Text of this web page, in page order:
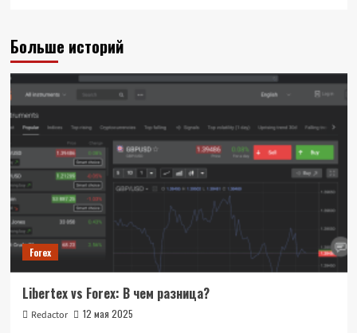
Больше историй
Forex
Libertex vs Forex: В чем разница?
Redactor 12 мая 2025